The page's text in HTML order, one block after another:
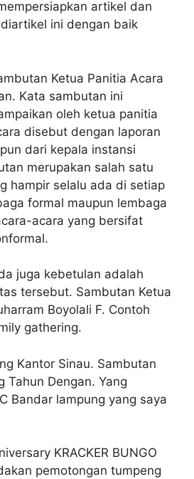
artikel dan
ini dengan baik
Ketua Panitia Acara
Kata sambutan ini
oleh ketua panitia
disebut dengan laporan
dari kepala instansi
merupakan salah satu
hampir selalu ada di setiap
formal maupun lembaga
acara yang bersifat
juga kebetulan adalah
tersebut. Sambutan Ketua
Boyolali F. Contoh
gathering.
Kantor Sinau. Sambutan
Tahun Dengan. Yang
Bandar lampung yang saya
KRACKER BUNGO
pemotongan tumpeng